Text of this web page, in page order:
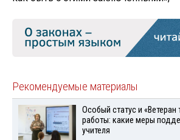
Рекомендуемые материалы
Особый статус и «Ветеран
работы: какие меры
учителя